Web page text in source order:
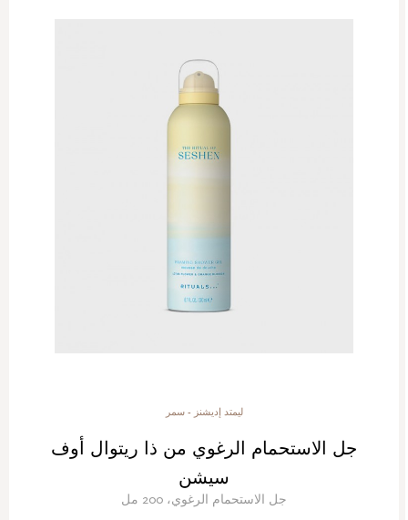
ليمتد إديشنز - سمر
جل الاستحمام الرغوي من ذا ريتوال أوف
سيشن
جل الاستحمام الرغوي، 200 مل